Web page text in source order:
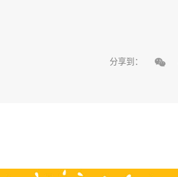
分享到： 